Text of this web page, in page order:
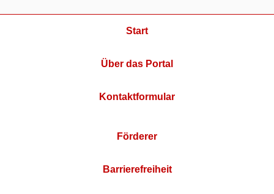
Start
Über das Portal
Kontaktformular
Förderer
Barrierefreiheit